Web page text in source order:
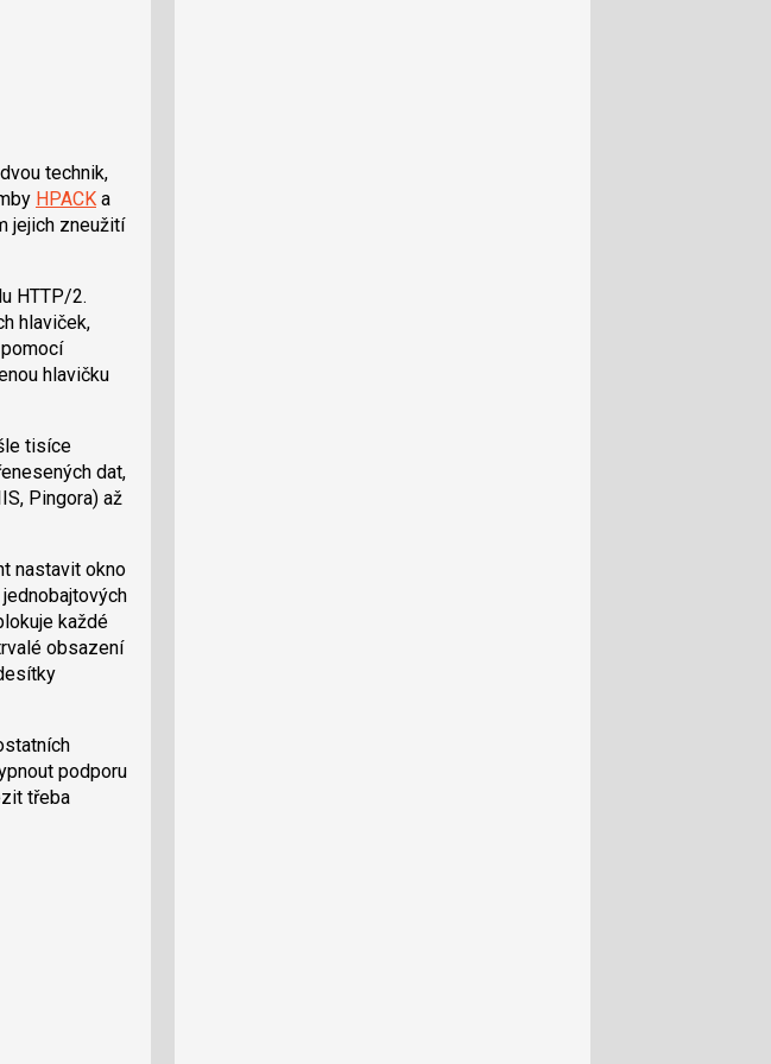
technik,
HPACK a
jejich zneužití
HTTP/2.
hlaviček,
hlavičku
tisíce
dat,
Pingora) až
nastavit okno
každé
obsazení
podporu
třeba